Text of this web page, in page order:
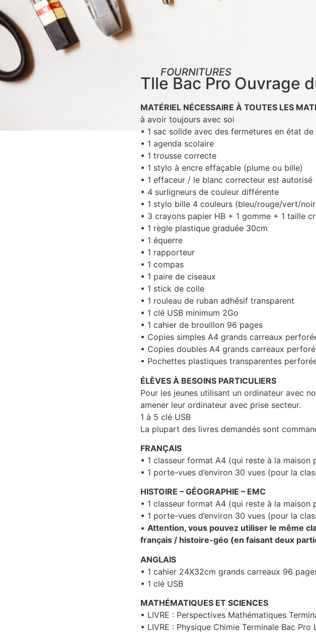
FOURNITURES
Tlle Bac Pro Ouvrage
MATÉRIEL NÉCESSAIRE À TOUTES LES
à avoir toujours avec soi
• 1 sac solide avec des fermetures en état
• 1 agenda scolaire
• 1 trousse correcte
• 1 stylo à encre effaçable (plume ou bille)
• 1 effaceur / le blanc correcteur est autorisé
• 4 surligneurs de couleur différente
• 1 stylo bille 4 couleurs (bleu/rouge/vert/
• 3 crayons papier HB + 1 gomme + 1 taille
• 1 règle plastique graduée 30cm
• 1 équerre
• 1 rapporteur
• 1 compas
• 1 paire de ciseaux
• 1 stick de colle
• 1 rouleau de ruban adhésif transparent
• 1 clé USB minimum 2Go
• 1 cahier de brouillon 96 pages
• Copies simples A4 grands carreaux
• Copies doubles A4 grands carreaux
• Pochettes plastiques transparentes
ÉLÈVES À BESOINS PARTICULIERS
Pour les jeunes utilisant un ordinateur avec
amener leur ordinateur avec prise secteur.
1 à 5 clé USB
La plupart des livres demandés sont
FRANÇAIS
• 1 classeur format A4 (qui reste à la maison
• 1 porte-vues d’environ 30 vues (pour la
HISTOIRE – GÉOGRAPHIE – EMC
• 1 classeur format A4 (qui reste à la maison
• 1 porte-vues d’environ 30 vues (pour la
• Attention, vous pouvez utiliser le même
français / histoire-géo (en faisant deux
ANGLAIS
• 1 cahier 24X32cm grands carreaux 96
• 1 clé USB
MATHÉMATIQUES ET SCIENCES
• LIVRE : Perspectives Mathématiques
• LIVRE : Physique Chimie Terminale Bac